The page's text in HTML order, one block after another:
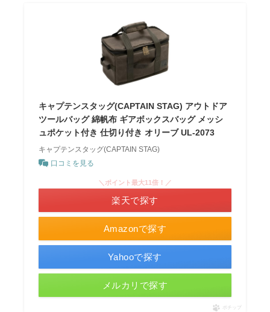
キャプテンスタッグ(CAPTAIN STAG) アウトドア
ツールバッグ 綿帆布 ギアボックスバッグ メッシ
ュポケット付き 仕切り付き オリーブ UL-2073
キャプテンスタッグ(CAPTAIN STAG)
口コミを見る
Amazonで探す
＼ポイント最大11倍！／
楽天で探す
Yahooで探す
メルカリで探す
ポチップ